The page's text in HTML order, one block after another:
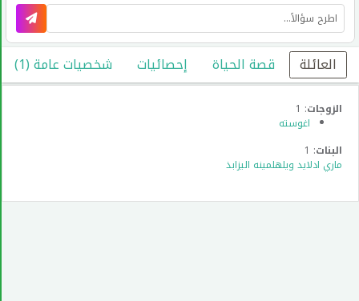
العائلة قصة الحياة إحصائيات شخصيات عامة (1)
الزوجات: 1
اغوسته
البنات: 1
ماري ادلايد ويلهلمينه اليزابذ